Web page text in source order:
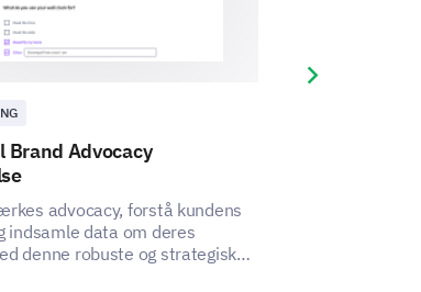
Brand Advocacy
advocacy, forstå kundens
indsamle data om deres
denne robuste og strategisk
Next slide